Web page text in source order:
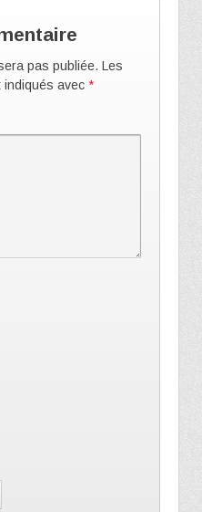
pas publiée. Les
indiqués avec *